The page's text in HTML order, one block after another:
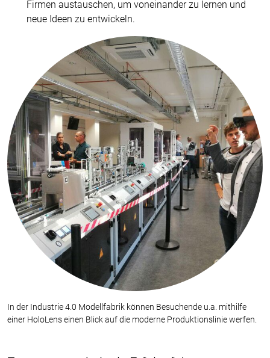
Firmen austauschen, um voneinander zu lernen und
neue Ideen zu entwickeln.
In der Industrie 4.0 Modellfabrik können Besuchende u.a. mithilfe
einer HoloLens einen Blick auf die moderne Produktionslinie werfen.